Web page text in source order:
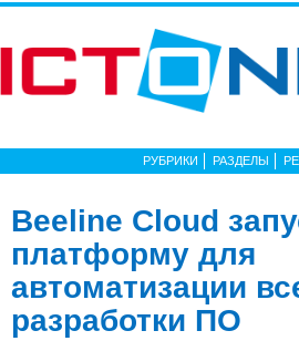
РУБРИКИ РАЗДЕЛЫ
Beeline Cloud
платформу для
автоматизации
разработки ПО